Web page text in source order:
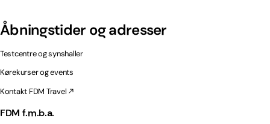
Åbningstider og adresser
Testcentre og synshaller
Kørekurser og events
Kontakt FDM Travel
FDM f.m.b.a.